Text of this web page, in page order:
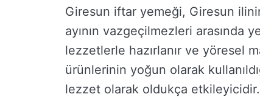
Giresun iftar yemeği, Giresun
ayının vazgeçilmezleri arasında
lezzetlerle hazırlanır ve yöresel
ürünlerinin yoğun olarak
lezzet olarak oldukça etkileyicidir.